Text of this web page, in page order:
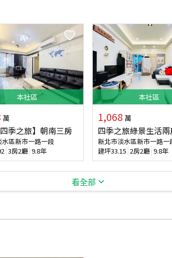
本社區
萬
季之旅】朝南三房
區新市一路一段
3房2廳 9.8年
本社區
1,068 萬
四季之旅綠景生活
新北市淡水區新市一路一
建坪33.15 2房2廳 9.8年
看全部